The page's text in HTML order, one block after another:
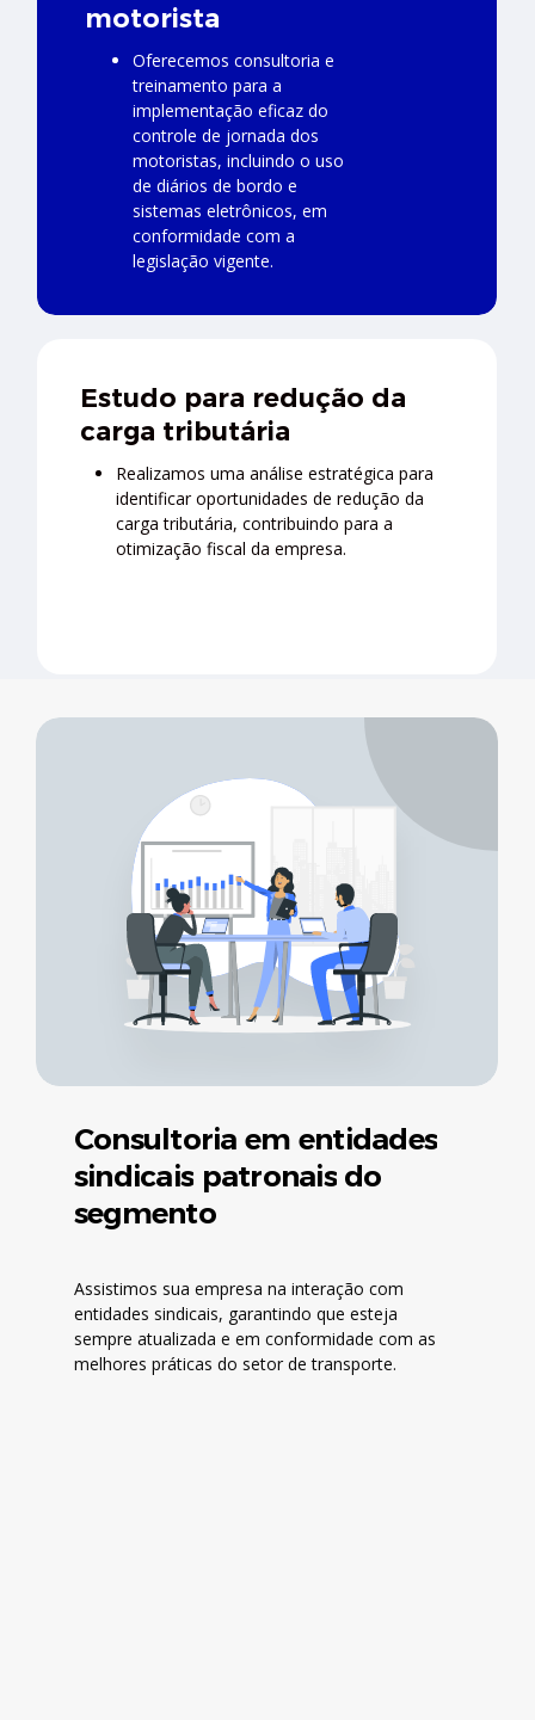
motorista
Oferecemos consultoria e
treinamento para a
implementação eficaz do
controle de jornada dos
motoristas, incluindo o uso
de diários de bordo e
sistemas eletrônicos, em
conformidade com a
legislação vigente.
Estudo para redução da
carga tributária
Realizamos uma análise estratégica para
identificar oportunidades de redução da
carga tributária, contribuindo para a
otimização fiscal da empresa.
Consultoria em entidades
sindicais patronais do
segmento
Assistimos sua empresa na interação com
entidades sindicais, garantindo que esteja
sempre atualizada e em conformidade com as
melhores práticas do setor de transporte.